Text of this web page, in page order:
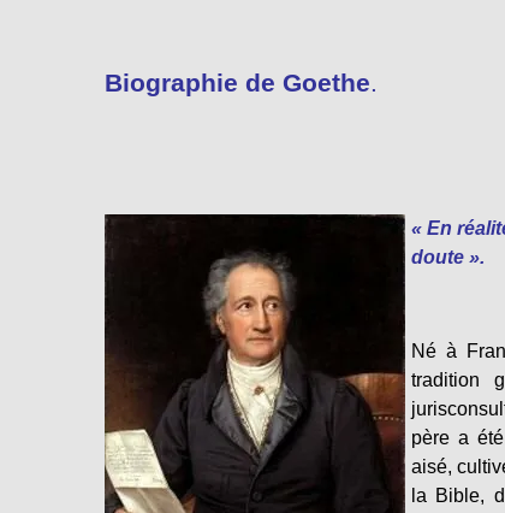
Biographie de Goethe.
« En
doute ».
Né à
tradition
père a
aisé,
la Bible,